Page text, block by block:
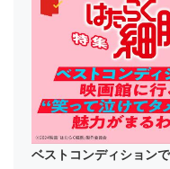
ベストコンディション